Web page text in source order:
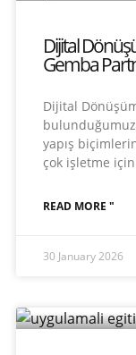
Dijital
Gemba
Dijital
yapış
çok işletme
READ MORE "
30 January 2026